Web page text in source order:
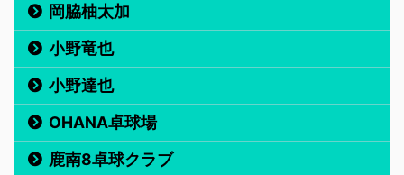
岡脇柚太加
小野竜也
小野達也
OHANA卓球場
鹿南8卓球クラブ